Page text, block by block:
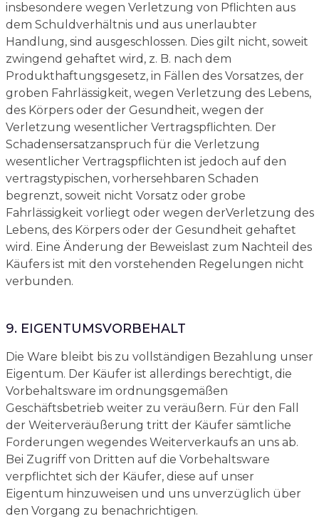
insbesondere wegen Verletzung von Pflichten aus
dem Schuldverhältnis und aus unerlaubter
Handlung, sind ausgeschlossen. Dies gilt nicht, soweit
zwingend gehaftet wird, z. B. nach dem
Produkthaftungsgesetz, in Fällen des Vorsatzes, der
groben Fahrlässigkeit, wegen Verletzung des Lebens,
des Körpers oder der Gesundheit, wegen der
Verletzung wesentlicher Vertragspflichten. Der
Schadensersatzanspruch für die Verletzung
wesentlicher Vertragspflichten ist jedoch auf den
vertragstypischen, vorhersehbaren Schaden
begrenzt, soweit nicht Vorsatz oder grobe
Fahrlässigkeit vorliegt oder wegen derVerletzung des
Lebens, des Körpers oder der Gesundheit gehaftet
wird. Eine Änderung der Beweislast zum Nachteil des
Käufers ist mit den vorstehenden Regelungen nicht
verbunden.
9. EIGENTUMSVORBEHALT
Die Ware bleibt bis zu vollständigen Bezahlung unser
Eigentum. Der Käufer ist allerdings berechtigt, die
Vorbehaltsware im ordnungsgemäßen
Geschäftsbetrieb weiter zu veräußern. Für den Fall
der Weiterveräußerung tritt der Käufer sämtliche
Forderungen wegendes Weiterverkaufs an uns ab.
Bei Zugriff von Dritten auf die Vorbehaltsware
verpflichtet sich der Käufer, diese auf unser
Eigentum hinzuweisen und uns unverzüglich über
den Vorgang zu benachrichtigen.